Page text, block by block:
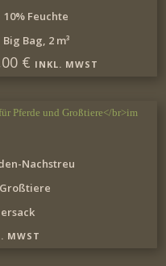
10% Feuchte
Big Bag, 2 m³
€ INKL. MWST
Nachstreu
MWST